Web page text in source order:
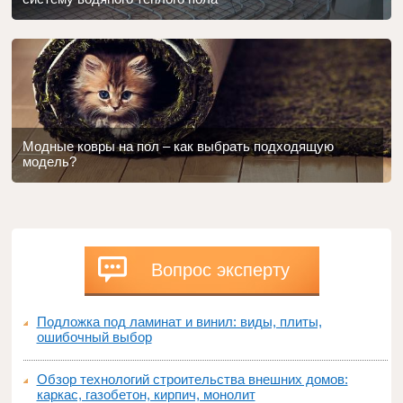
Модные ковры на пол – как выбрать подходящую
модель?
Вопрос эксперту
Подложка под ламинат и винил: виды, плиты,
ошибочный выбор
Обзор технологий строительства внешних домов:
каркас, газобетон, кирпич, монолит